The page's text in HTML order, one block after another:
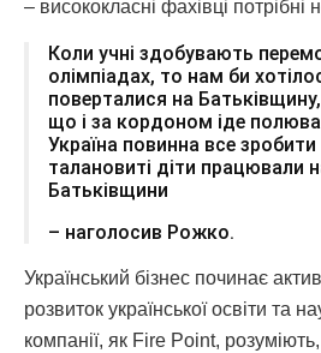
– висококласні фахівці потрібні
Коли учні здобувають
олімпіадах, то нам би
поверталися на
що і за кордоном іде
Україна повинна все
талановиті діти працювали
Батьківщини
– наголосив Рожко.
Український бізнес починає
розвиток української освіти та
компанії, як Fire Point,